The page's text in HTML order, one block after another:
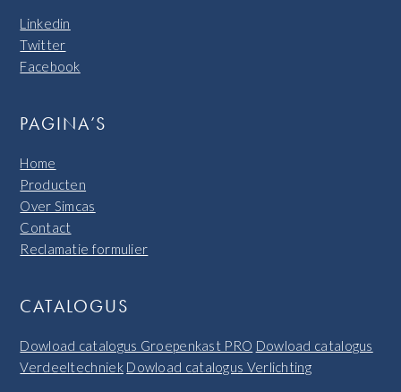
Linkedin
Twitter
Facebook
PAGINA’S
Home
Producten
Over Simcas
Contact
Reclamatie formulier
CATALOGUS
Dowload catalogus Groepenkast PRO Dowload catalogus
Verdeeltechniek Dowload catalogus Verlichting